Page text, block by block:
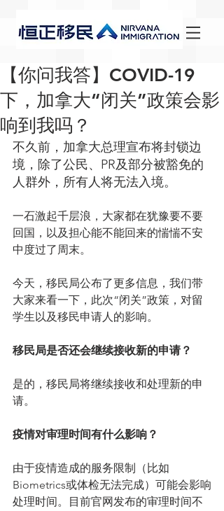
【你问我答】COVID-19
下，加拿大“闭关”政策会影
响到我吗？
不久前，加拿大总理宣布将封锁边
境，除了公民、PR及部分被豁免的
人群外，所有人将无法入境。
一石激起千层浪，大家都在犹豫要不要
回国，以及担心能不能回来的惴惴不安
中度过了周末。
今天，移民局公布了更多信息，我们带
大家来看一下，此次“闭关”政策，对留
学生以及移民申请人的影响。
移民局是否还会继续接收新的申请？
是的，移民局将继续接收和处理新的申
请。
疫情对审理时间有什么影响？
由于疫情造成的服务限制（比如
Biometrics或体检无法完成）可能会影响
处理时间。目前官网发布的审理时间不